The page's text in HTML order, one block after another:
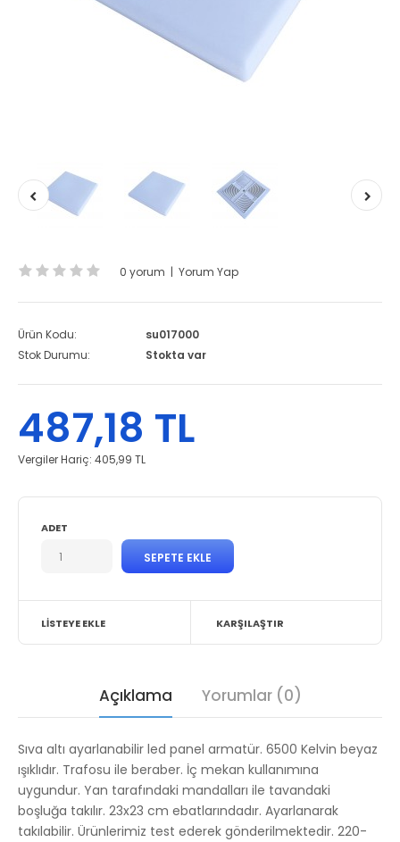
0 yorum | Yorum Yap
Ürün Kodu:
su017000
Stok Durumu:
Stokta var
487,18 TL
Vergiler Hariç: 405,99 TL
ADET
LISTEYE EKLE KARŞILAŞTIR
Açıklama Yorumlar (0)
Sıva altı ayarlanabilir led panel armatür. 6500 Kelvin beyaz
ışıklıdır. Trafosu ile beraber. İç mekan kullanımına
uygundur. Yan tarafındaki mandalları ile tavandaki
boşluğa takılır. 23x23 cm ebatlarındadır. Ayarlanarak
takılabilir. Ürünlerimiz test ederek gönderilmektedir. 220-